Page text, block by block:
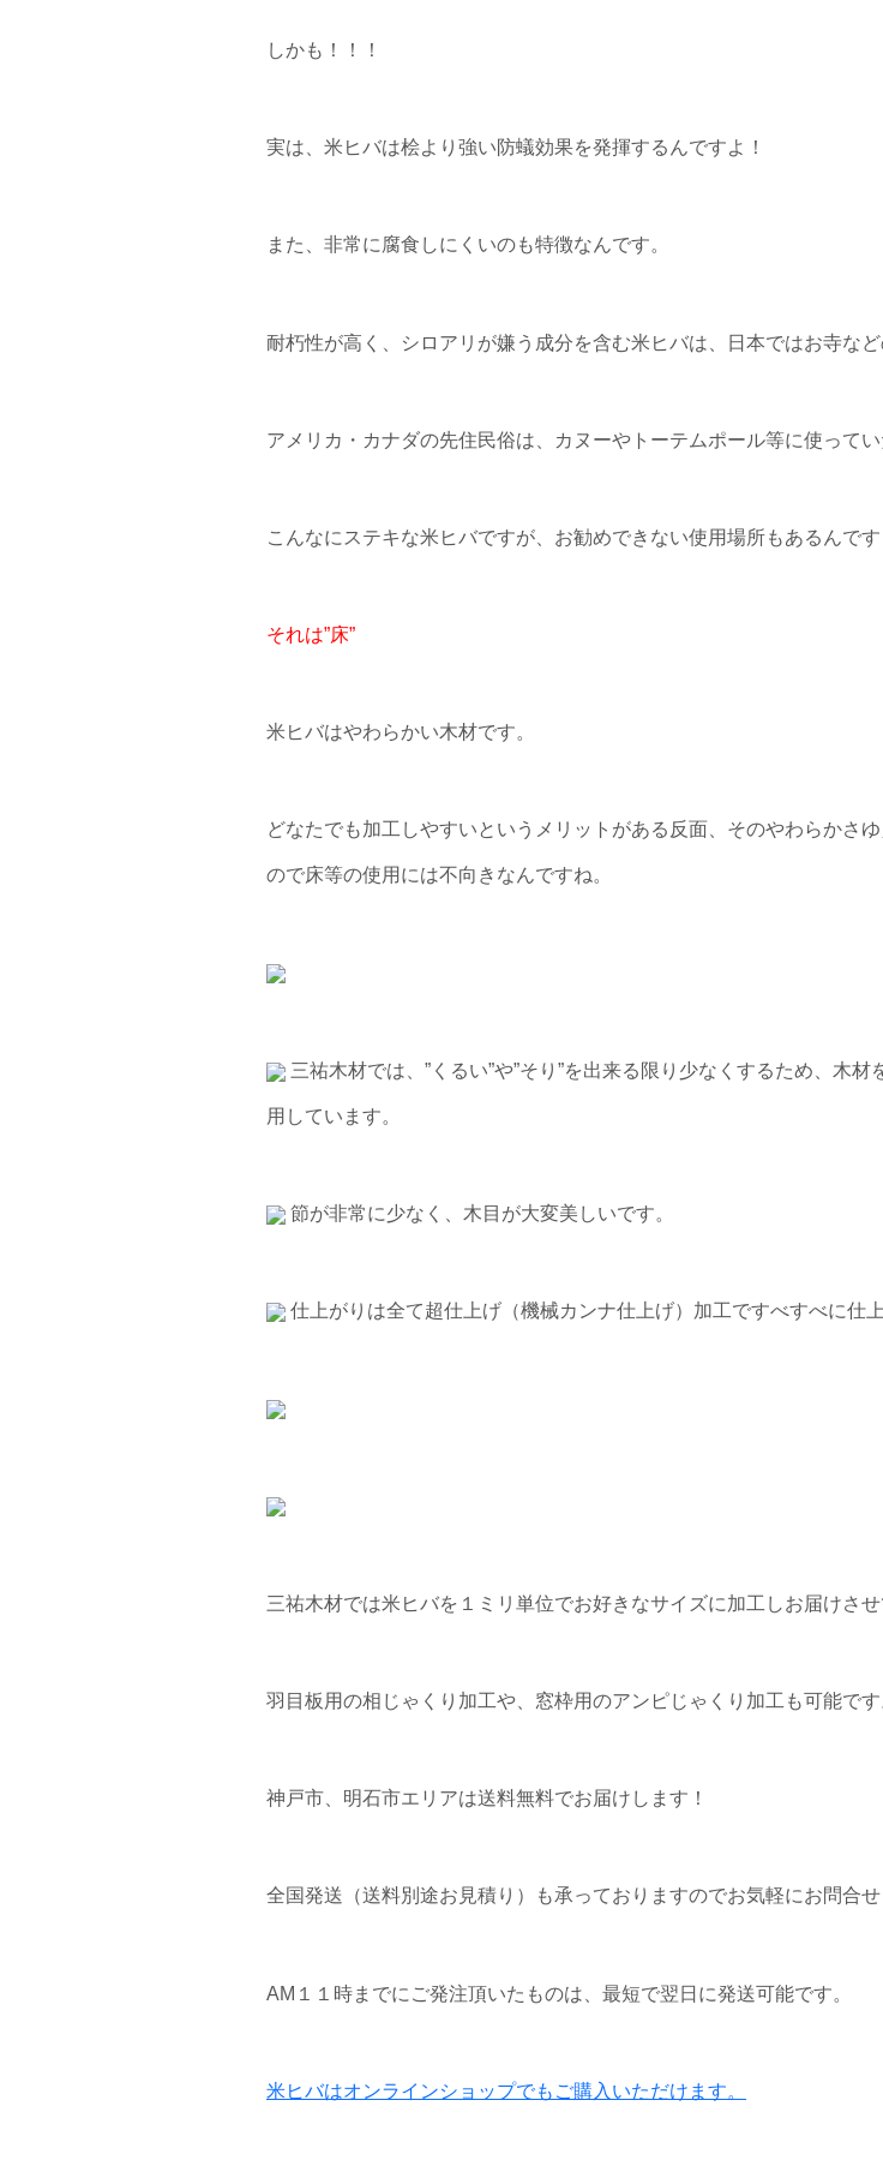
しかも！！！
実は、米ヒバは桧より強い防蟻効果を発揮するんですよ！
また、非常に腐食しにくいのも特徴なんです。
耐朽性が高く、シロアリが嫌う成分を含む米ヒバは、日本ではお寺な
アメリカ・カナダの先住民俗は、カヌーやトーテムポール等に使ってい
こんなにステキな米ヒバですが、お勧めできない使用場所もあるんです
それは”床”
米ヒバはやわらかい木材です。
どなたでも加工しやすいというメリットがある反面、そのやわらかさ
ので床等の使用には不向きなんですね。
三祐木材では、”くるい”や”そり”を出来る限り少なくするため、木
用しています。
節が非常に少なく、木目が大変美しいです。
仕上がりは全て超仕上げ（機械カンナ仕上げ）加工ですべすべに仕
三祐木材では米ヒバを１ミリ単位でお好きなサイズに加工しお届けさせ
羽目板用の相じゃくり加工や、窓枠用のアンピじゃくり加工も可能です
神戸市、明石市エリアは送料無料でお届けします！
全国発送（送料別途お見積り）も承っておりますのでお気軽にお問合せ
AM１１時までにご発注頂いたものは、最短で翌日に発送可能です。
米ヒバはオンラインショップでもご購入いただけます。